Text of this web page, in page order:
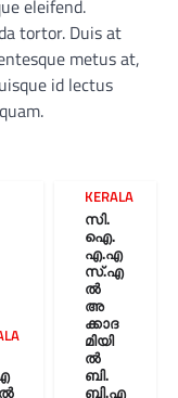
eleifend.
tortor. Duis at
metus at,
id lectus
KERALA
സി.
ഐ.
എ.എ
സ്.എ
ൽ
അ
ക്കാദ
മിയി
ൽ
ബി.
ബി.എ